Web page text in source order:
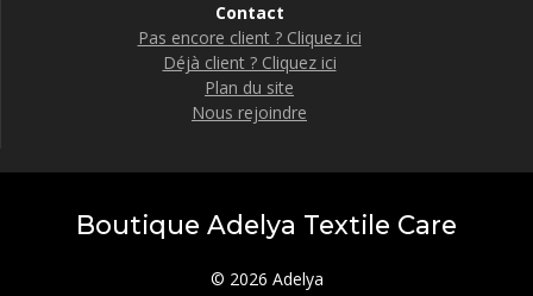
Contact
Pas encore client ? Cliquez ici
Déjà client ? Cliquez ici
Plan du site
Nous rejoindre
Boutique Adelya Textile Care
© 2026 Adelya